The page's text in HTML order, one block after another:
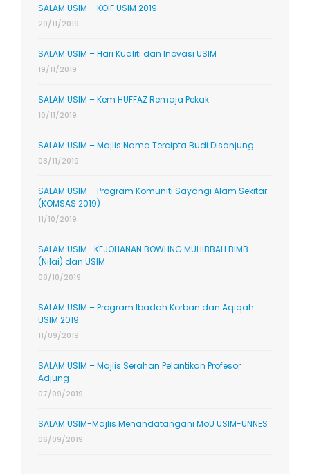
SALAM USIM – KOIF USIM 2019
20/11/2019
SALAM USIM – Hari Kualiti dan Inovasi USIM
19/11/2019
SALAM USIM – Kem HUFFAZ Remaja Pekak
10/11/2019
SALAM USIM – Majlis Nama Tercipta Budi Disanjung
08/11/2019
SALAM USIM – Program Komuniti Sayangi Alam Sekitar
(KOMSAS 2019)
11/10/2019
SALAM USIM- KEJOHANAN BOWLING MUHIBBAH BIMB
(Nilai) dan USIM
08/10/2019
SALAM USIM – Program Ibadah Korban dan Aqiqah
USIM 2019
11/09/2019
SALAM USIM – Majlis Serahan Pelantikan Profesor
Adjung
07/09/2019
SALAM USIM-Majlis Menandatangani MoU USIM-UNNES
06/09/2019